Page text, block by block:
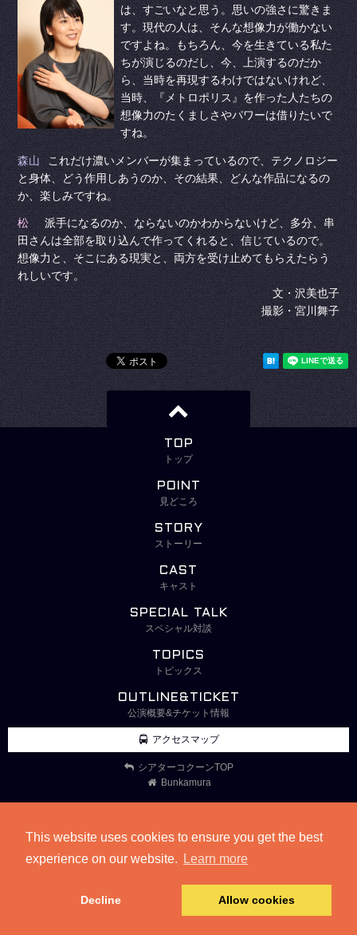
This website uses cookies to ensure you get the best
experience on our website.
Learn more
Decline Allow cookies
は、すごいなと思う。思いの強さに驚きま
す。現代の人は、そんな想像力が働かない
ですよね。もちろん、今を生きている私た
ちが演じるのだし、今、上演するのだか
ら、当時を再現するわけではないけれど、
当時、『メトロポリス』を作った人たちの
想像力のたくましさやパワーは借りたいで
すね。
森山
これだけ濃いメンバーが集まっているので、テクノロジー
と身体、どう作用しあうのか、その結果、どんな作品になるの
か、楽しみですね。
松
派手になるのか、ならないのかわからないけど、多分、串
田さんは全部を取り込んで作ってくれると、信じているので。
想像力と、そこにある現実と、両方を受け止めてもらえたらう
れしいです。
文・沢美也子
撮影・宮川舞子
TOP
トップ
POINT
見どころ
STORY
ストーリー
CAST
キャスト
SPECIAL TALK
スペシャル対談
TOPICS
トピックス
OUTLINE&TICKET
公演概要&チケット情報
アクセスマップ
シアターコクーンTOP
Bunkamura